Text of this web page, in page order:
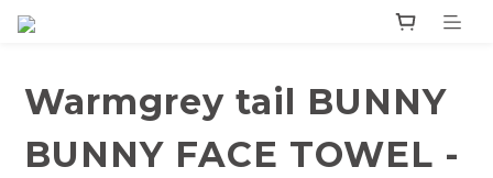
Warmgrey tail BUNNY
BUNNY FACE TOWEL -